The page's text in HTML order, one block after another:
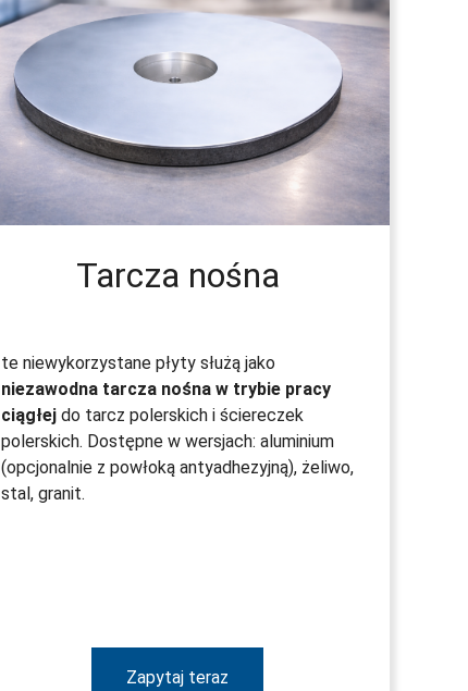
Tarcza nośna
te niewykorzystane płyty służą jako
niezawodna tarcza nośna w trybie pracy
ciągłejdo tarcz polerskich i ściereczek
polerskich. Dostępne w wersjach: aluminium
(opcjonalnie z powłoką antyadhezyjną), żeliwo,
stal, granit.
Zapytaj teraz